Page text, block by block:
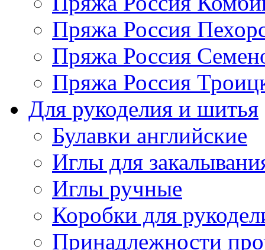
Пряжа Россия
Пряжа Россия
Пряжа Россия
Для рукоделия и шитья
Булавки английские
Иглы для
Иглы ручные
Коробки для
Принадлежности